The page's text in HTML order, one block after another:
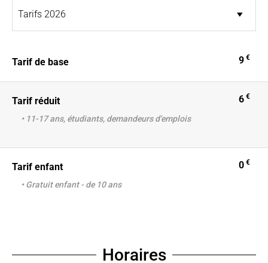
Tarif de base 9 €
Tarif réduit 6 €
• 11-17 ans, étudiants, demandeurs d'emplois
Tarif enfant 0 €
• Gratuit enfant - de 10 ans
Horaires